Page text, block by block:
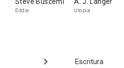
Eddie Utopia
Escritura